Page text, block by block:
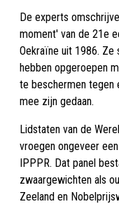
De experts
moment' van de 21e
Oekraïne uit 1986. Ze
hebben opgeroepen
te beschermen tegen
mee zijn gedaan.
Lidstaten van de
vroegen ongeveer
IPPPR. Dat panel
zwaargewichten als
Zeeland en